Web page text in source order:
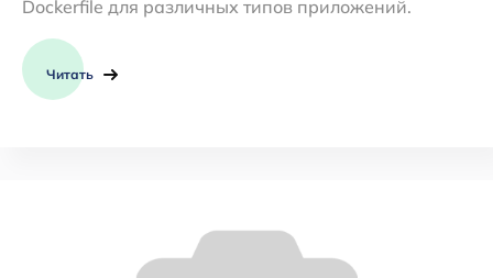
Dockerfile для различных типов приложений.
Читать